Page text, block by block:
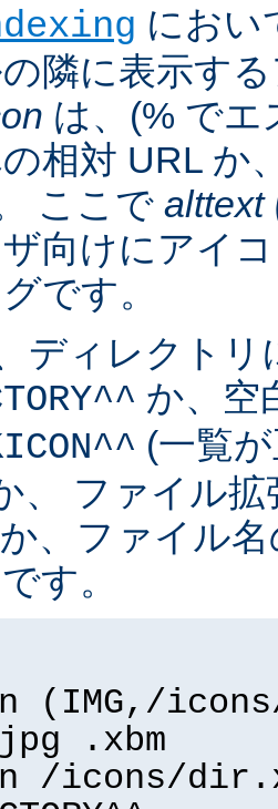
にお
隣に表示す
は、(% でエ
相対 URL か
ここで alttext
向けにアイ
です。
ディレクトリ
か、空
(一覧
、 ファイル
、ファイル
す。
(IMG,/
.xbm
/icons/